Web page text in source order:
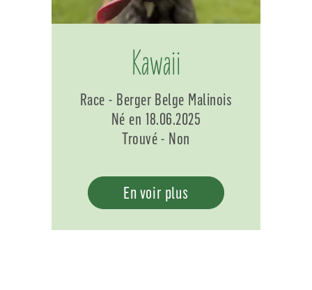
Kawaii
Race - Berger Belge Malinois
Né en 18.06.2025
Trouvé - Non
En voir plus